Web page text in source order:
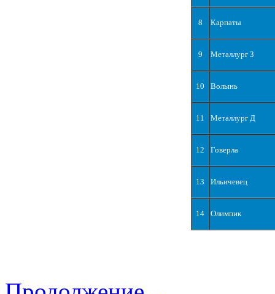
8 Карпаты
9 Металлург З
10 Волынь
11 Металлург Д
12 Говерла
13 Ильичевец
14 Олимпик